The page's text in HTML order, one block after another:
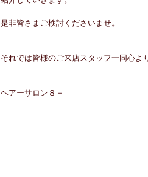
是非皆さまご検討くださいませ。
それでは皆様のご来店スタッフ一同心よ
ヘアーサロン８＋